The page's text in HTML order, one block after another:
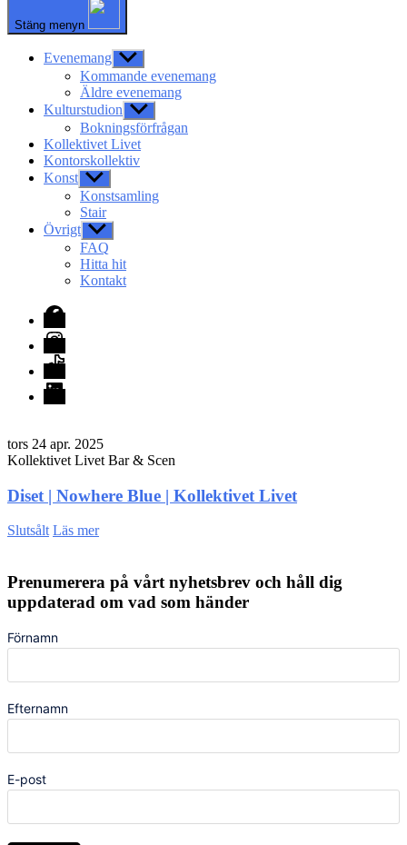
Stäng menyn
Evenemang Visa
undermeny
Kommande evenemang
Äldre evenemang
Kulturstudion Visa
undermeny
Bokningsförfrågan
Kollektivet Livet
Kontorskollektiv
Konst Visa
undermeny
Konstsamling
Stair
Övrigt Visa
undermeny
FAQ
Hitta hit
Kontakt
Facebook
Instagram
TikTok
LinkedIn
tors 24 apr. 2025
Kollektivet Livet Bar & Scen
Diset | Nowhere Blue | Kollektivet Livet
Slutsålt Läs mer
Prenumerera på vårt nyhetsbrev och håll dig
uppdaterad om vad som händer
Förnamn
Efternamn
E-post